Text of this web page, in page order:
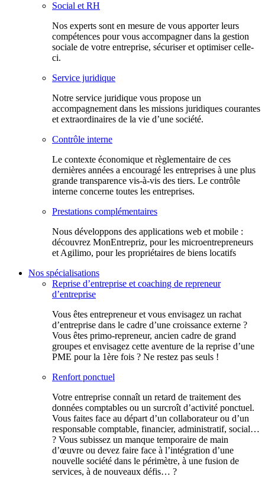
Social et RH
Nos experts sont en mesure de vous apporter leurs
compétences pour vous accompagner dans la gestion
sociale de votre entreprise, sécuriser et optimiser celle-
ci.
Service juridique
Notre service juridique vous propose un
accompagnement dans les missions juridiques courantes
et extraordinaires de la vie d’une société.
Contrôle interne
Le contexte économique et règlementaire de ces
dernières années a encouragé les entreprises à une plus
grande transparence vis-à-vis des tiers. Le contrôle
interne concerne toutes les entreprises.
Prestations complémentaires
Nous développons des applications web et mobile :
découvrez MonEntrepriz, pour les microentrepreneurs
et Agilimo, pour les propriétaires de biens locatifs
Nos spécialisations
Reprise d’entreprise et coaching de repreneur
d’entreprise
Vous êtes entrepreneur et vous envisagez un rachat
d’entreprise dans le cadre d’une croissance externe ?
Vous êtes primo-repreneur, ancien cadre de grand
groupes et envisagez cette aventure de la reprise d’une
PME pour la 1ère fois ? Ne restez pas seuls !
Renfort ponctuel
Votre entreprise connaît un retard de traitement des
données comptables ou un surcroît d’activité ponctuel.
Vous faites face au départ d’un collaborateur ou d’un
responsable comptable, financier, administratif, social…
? Vous subissez un manque temporaire de main
d’œuvre ou devez faire face à l’intégration d’une
nouvelle société dans le périmètre, à une fusion de
services, à de nouveaux défis… ?